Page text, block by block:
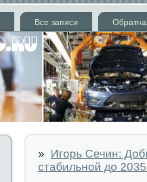
Все записи
» Игорь Сечин:
стабильной до